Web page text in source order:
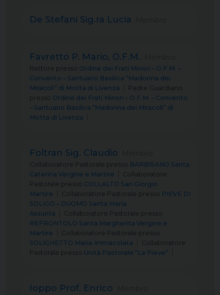
De Stefani Sig.ra Lucia
Favretto P. Mario, O.F.M.
Rettore presso Ordine dei Frati Minori – O.F.M. –
Convento – Santuario Basilica “Madonna dei
Miracoli” di Motta di Livenza
Padre Guardiano
presso Ordine dei Frati Minori – O.F.M. – Convento
– Santuario Basilica “Madonna dei Miracoli” di
Motta di Livenza
Foltran Sig. Claudio
Collaboratore Pastorale presso BARBISANO Santa
Caterina Vergine e Martire
Collaboratore
Pastorale presso COLLALTO San Giorgio
Martire
Collaboratore Pastorale presso PIEVE DI
SOLIGO – DUOMO Santa Maria
Assunta
Collaboratore Pastorale presso
REFRONTOLO Santa Margherita Vergine e
Martire
Collaboratore Pastorale presso
SOLIGHETTO Maria Immacolata
Collaboratore
Pastorale presso Unità Pastorale “La Pieve”
Ioppo Prof. Enrico